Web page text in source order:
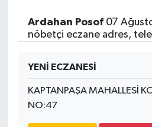
Ardahan Posof07
nöbetçi eczane adres,
YENİ ECZANESİ
KAPTANPAŞA MAHALLESİ
NO:47
Spor
Yaşam